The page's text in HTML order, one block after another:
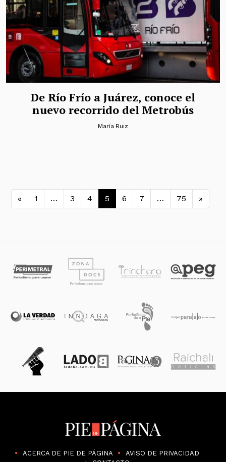
De Río Frío a Juárez, conoce el
nuevo recorrido del Metrobús
María Ruiz
Navegación de entradas
« 1 … 3 4 5 6 7 … 75 »
ACERCA DE PIE DE PÁGINA
AVISO DE PRIVACIDAD